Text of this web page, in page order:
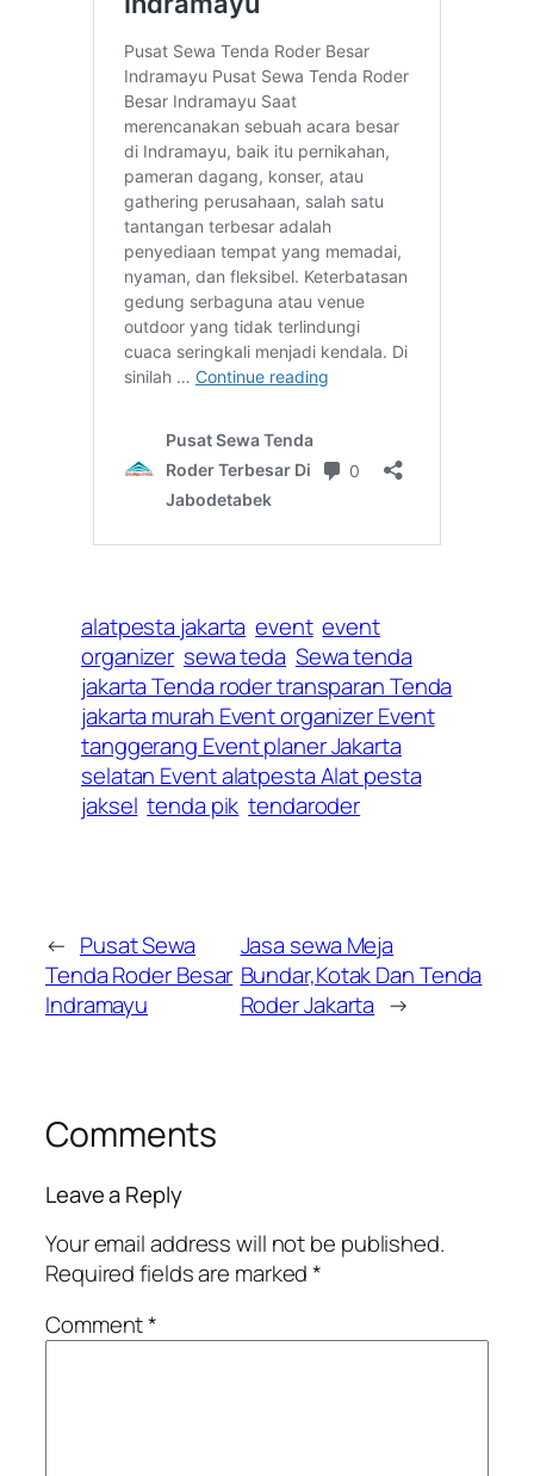
alatpesta jakarta event event
organizer sewa teda Sewa tenda
jakarta Tenda roder transparan Tenda
jakarta murah Event organizer Event
tanggerang Event planer Jakarta
selatan Event alatpesta Alat pesta
jaksel tenda pik tendaroder
← Pusat Sewa
Tenda Roder Besar
Indramayu
Jasa sewa Meja
Bundar,Kotak Dan Tenda
Roder Jakarta →
Comments
Leave a Reply
Your email address will not be published.
Required fields are marked*
Comment*